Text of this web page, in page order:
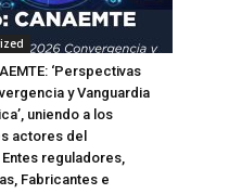
‘Perspectivas
y Vanguardia
uniendo a los
actores del
reguladores,
Fabricantes e